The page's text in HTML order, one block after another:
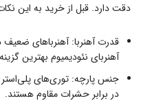
دقت دارد. قبل از خرید به این
قدرت آهنربا: آهنرباهای ضعیف
آهنربای نئودیمیوم بهترین
جنس پارچه: توری‌های پلی‌استر
در برابر حشرات مقاوم هستند.